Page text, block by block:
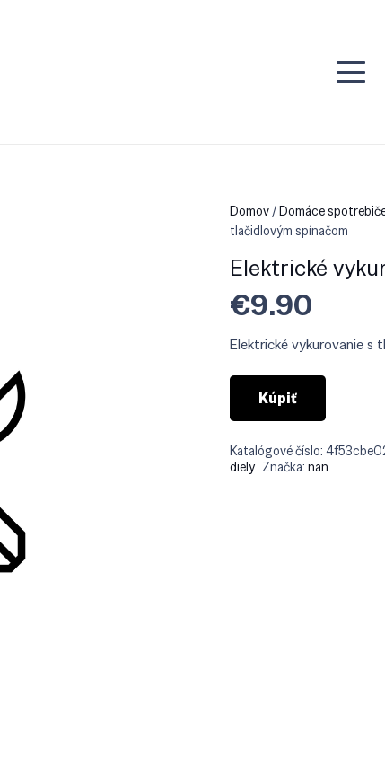
Domov/Domáce
tlačidlovým spínačom
Elektrické
€9.90
Elektrické vykurovanie s
Kúpiť
Katalógové číslo:
diely Značka:nan